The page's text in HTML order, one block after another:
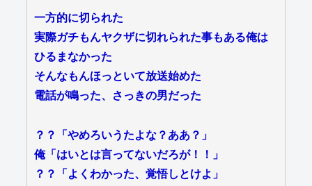
一方的に切られた
実際ガチもんヤクザに切れられた事もある俺は
ひるまなかった
そんなもんほっといて放送始めた
電話が鳴った、さっきの男だった
？？「やめろいうたよな？ああ？」
俺「はいとは言ってないだろが！！」
？？「よくわかった、覚悟しとけよ」